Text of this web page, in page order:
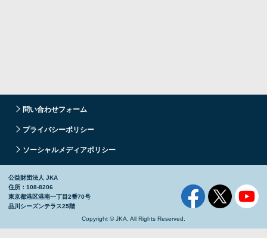
問い合わせフォーム
プライバシーポリシー
ソーシャルメディアポリシー
公益財団法人 JKA
住所：108-8206
東京都港区港南一丁目2番70号
品川シーズンテラス25階